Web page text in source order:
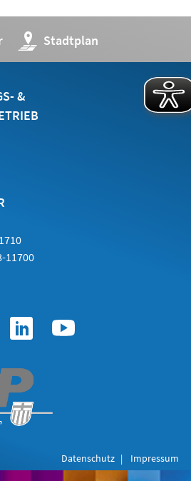
Stadtplan
(Öffnet
in
einem
Tab)
&
11700
Datenschutz Impressum